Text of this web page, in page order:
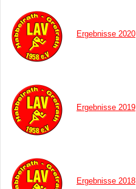
Ergebnisse 2020
Ergebnisse 2019
Ergebnisse 2018